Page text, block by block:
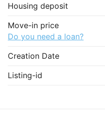
Housing deposit
Move-in price
Do you need a loan?
Creation Date
Listing-id